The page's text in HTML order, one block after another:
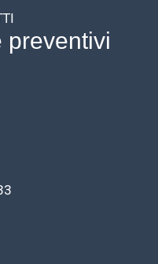
preventivi